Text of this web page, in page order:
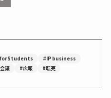
#IP business
議 #広報 #転売